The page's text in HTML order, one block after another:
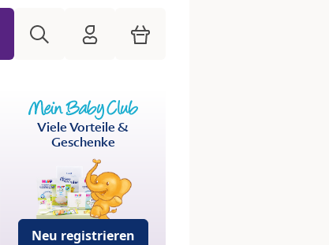
HiPP Mein Babyclub
Warenkorb
Viele Vorteile &
Geschenke
Neu registrieren